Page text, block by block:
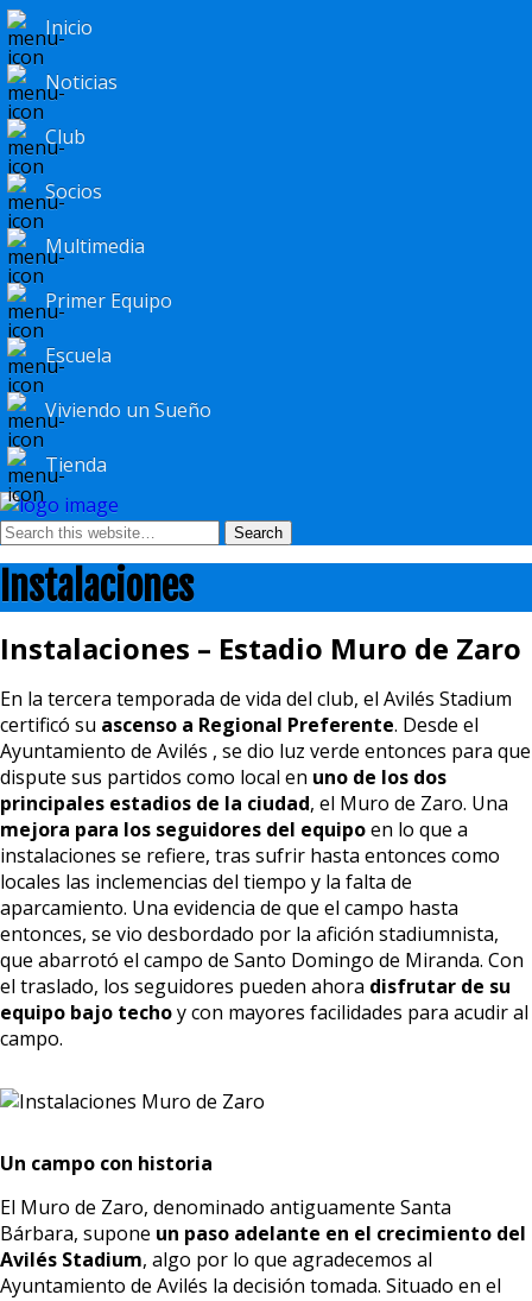
Inicio
Noticias
Club
Socios
Multimedia
Primer Equipo
Escuela
Viviendo un Sueño
Tienda
Instalaciones
Instalaciones – Estadio Muro de Zaro
En la tercera temporada de vida del club, el Avilés Stadium
certificó su ascenso a Regional Preferente. Desde el
Ayuntamiento de Avilés , se dio luz verde entonces para que
dispute sus partidos como local en uno de los dos
principales estadios de la ciudad, el Muro de Zaro. Una
mejora para los seguidores del equipoen lo que a
instalaciones se refiere, tras sufrir hasta entonces como
locales las inclemencias del tiempo y la falta de
aparcamiento. Una evidencia de que el campo hasta
entonces, se vio desbordado por la afición stadiumnista,
que abarrotó el campo de Santo Domingo de Miranda. Con
el traslado, los seguidores pueden ahora disfrutar de su
equipo bajo techoy con mayores facilidades para acudir al
campo.
Un campo con historia
El Muro de Zaro, denominado antiguamente Santa
Bárbara, supone un paso adelante en el crecimiento del
Avilés Stadium, algo por lo que agradecemos al
Ayuntamiento de Avilés la decisión tomada. Situado en el